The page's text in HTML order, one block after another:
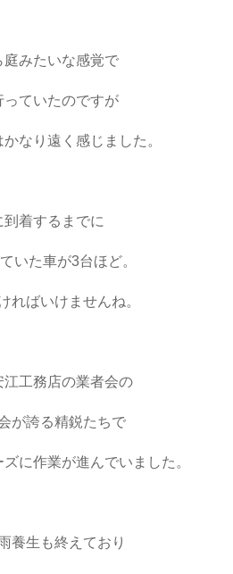
庭みたいな感覚で
っていたのですが
なり遠く感じました。
到着するまでに
いた車が3台ほど。
ればいけませんね。
江工務店の業者会の
が誇る精鋭たちで
に作業が進んでいました。
養生も終えており